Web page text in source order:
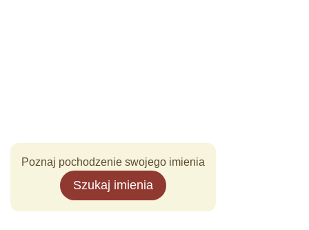
Poznaj pochodzenie swojego imienia
Szukaj imienia